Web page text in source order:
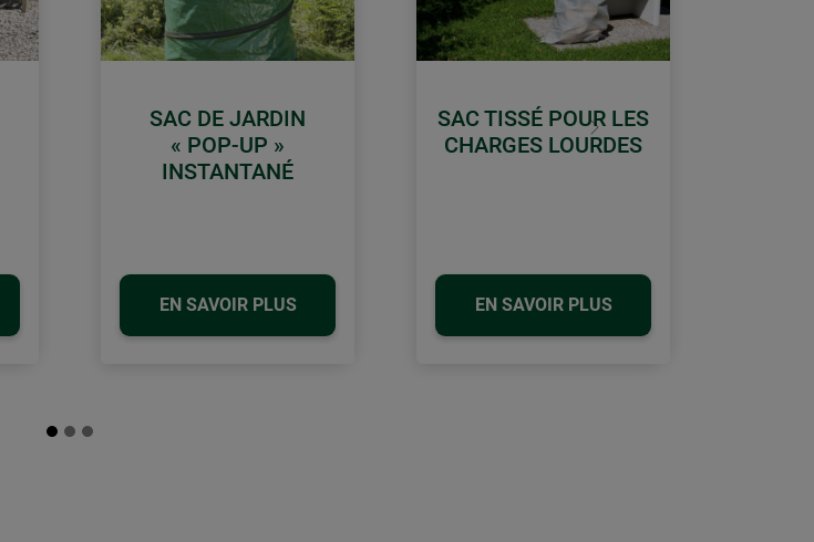
SAC DE JARDIN
« POP-UP »
INSTANTANÉ
EN SAVOIR PLUS
SAC TISSÉ POUR LES
CHARGES LOURDES
EN SAVOIR PLUS
Continuer